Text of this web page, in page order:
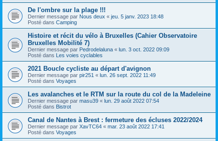
De l'ombre sur la plage !!!
Dernier message par Nous deux « jeu. 5 janv. 2023 18:48
Posté dans Camping
Histoire et récit du vélo à Bruxelles (Cahier Observatoire
Bruxelles Mobilité 7)
Dernier message par Pedrodelaluna « lun. 3 oct. 2022 09:09
Posté dans Les voies cyclables
2021 Boucle cycliste au départ d'avignon
Dernier message par pir251 « lun. 26 sept. 2022 11:49
Posté dans Voyages
Les avalanches et le RTM sur la route du col de la Madeleine
Dernier message par masu39 « lun. 29 août 2022 07:54
Posté dans Bistrot
Canal de Nantes à Brest : fermeture des écluses 2022/2024
Dernier message par XavTC64 « mar. 23 août 2022 17:41
Posté dans Voyages